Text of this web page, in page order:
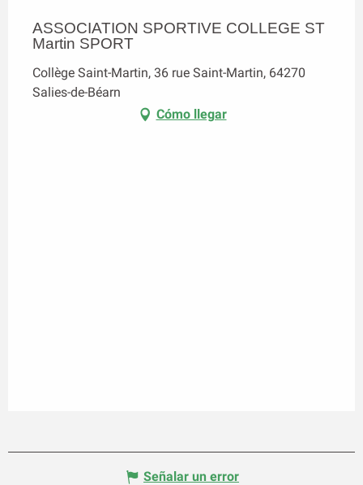
ASSOCIATION SPORTIVE COLLEGE ST
Martin SPORT
Collège Saint-Martin, 36 rue Saint-Martin, 64270
Salies-de-Béarn
Cómo llegar
Señalar un error